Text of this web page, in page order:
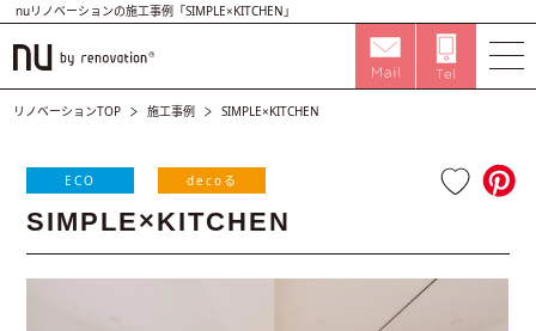
nuリノベーションの施工事例「SIMPLE×KITCHEN」
リノベーションTOP 施工事例 SIMPLE×KITCHEN
ECO decoる
SIMPLE×KITCHEN